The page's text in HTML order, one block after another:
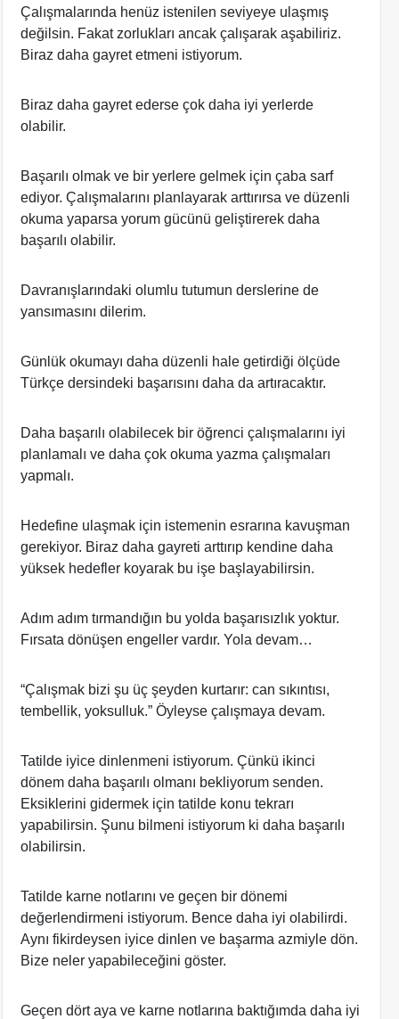
Çalışmalarında henüz istenilen seviyeye ulaşmış
değilsin. Fakat zorlukları ancak çalışarak aşabiliriz.
Biraz daha gayret etmeni istiyorum.
Biraz daha gayret ederse çok daha iyi yerlerde
olabilir.
Başarılı olmak ve bir yerlere gelmek için çaba sarf
ediyor. Çalışmalarını planlayarak arttırırsa ve düzenli
okuma yaparsa yorum gücünü geliştirerek daha
başarılı olabilir.
Davranışlarındaki olumlu tutumun derslerine de
yansımasını dilerim.
Günlük okumayı daha düzenli hale getirdiği ölçüde
Türkçe dersindeki başarısını daha da artıracaktır.
Daha başarılı olabilecek bir öğrenci çalışmalarını iyi
planlamalı ve daha çok okuma yazma çalışmaları
yapmalı.
Hedefine ulaşmak için istemenin esrarına kavuşman
gerekiyor. Biraz daha gayreti arttırıp kendine daha
yüksek hedefler koyarak bu işe başlayabilirsin.
Adım adım tırmandığın bu yolda başarısızlık yoktur.
Fırsata dönüşen engeller vardır. Yola devam…
“Çalışmak bizi şu üç şeyden kurtarır: can sıkıntısı,
tembellik, yoksulluk.” Öyleyse çalışmaya devam.
Tatilde iyice dinlenmeni istiyorum. Çünkü ikinci
dönem daha başarılı olmanı bekliyorum senden.
Eksiklerini gidermek için tatilde konu tekrarı
yapabilirsin. Şunu bilmeni istiyorum ki daha başarılı
olabilirsin.
Tatilde karne notlarını ve geçen bir dönemi
değerlendirmeni istiyorum. Bence daha iyi olabilirdi.
Aynı fikirdeysen iyice dinlen ve başarma azmiyle dön.
Bize neler yapabileceğini göster.
Geçen dört aya ve karne notlarına baktığımda daha iyi